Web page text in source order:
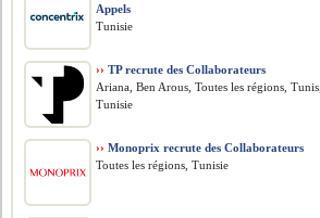
Appels
Tunisie
›› TP recrute des Collaborateurs
Ariana, Ben Arous, Toutes les régions, Tunis,
Tunisie
›› Monoprix recrute des Collaborateurs
Toutes les régions, Tunisie